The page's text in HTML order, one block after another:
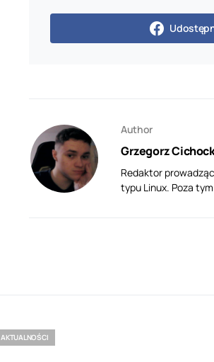
Author
Grzegorz
Redaktor
typu Linux. Poza
AKTUALNOŚCI